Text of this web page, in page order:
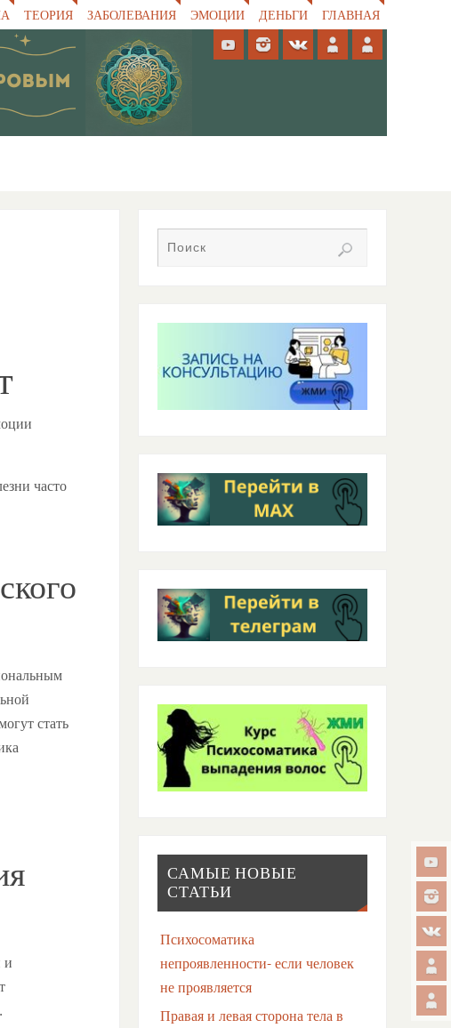
ТЕОРИЯ ЗАБОЛЕВАНИЯ ЭМОЦИИ ДЕНЬГИ ГЛАВНАЯ
часто
стать
и
САМЫЕ НОВЫЕ
СТАТЬИ
Психосоматика
непроявленности- если человек
не проявляется
Правая и левая сторона тела в